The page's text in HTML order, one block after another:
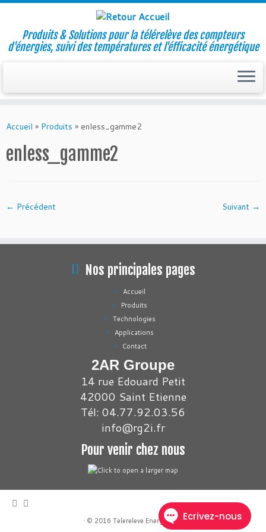
to
Produits & Solutions pour la télérelève des compteurs
d'énergies, suivi des températures et l'éfficacité énergétique
Accueil » Produits » enless_gamme2
enless_gamme2
← Précédent Suivant →
Nos principales pages
Accueil
Produits
Technologies
Applications
Contact
2AR Groupe
14 rue Edouard Petit
42000 Saint Etienne
Tél: 04.77.92.03.56
info@rg2i.fr
Pour venir chez nous
· © 2016 Telereleve Energies·